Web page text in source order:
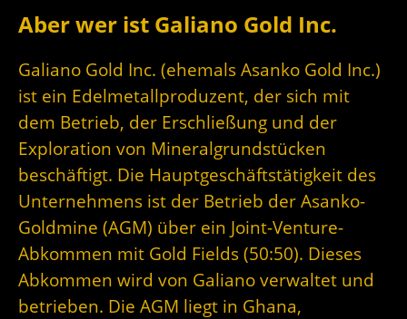
Aber wer ist Galiano Gold Inc.
Galiano Gold Inc. (ehemals Asanko Gold Inc.)
ist ein Edelmetallproduzent, der sich mit
dem Betrieb, der Erschließung und der
Exploration von Mineralgrundstücken
beschäftigt. Die Hauptgeschäftstätigkeit des
Unternehmens ist der Betrieb der Asanko-
Goldmine (AGM) über ein Joint-Venture-
Abkommen mit Gold Fields (50:50). Dieses
Abkommen wird von Galiano verwaltet und
betrieben. Die AGM liegt in Ghana,